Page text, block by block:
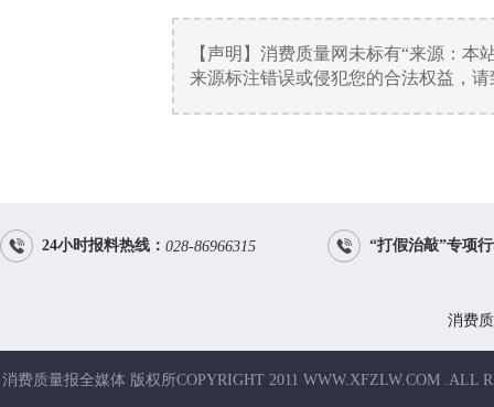
【声明】消费质量网未标有“来源：
来源标注错误或侵犯您的合法权益，
 24小时报料热线： 028-86966315  “打假治敲”专项
消费
消费质量报全媒体 版权所COPYRIGHT 2011 WWW.XFZLW.COM .ALL